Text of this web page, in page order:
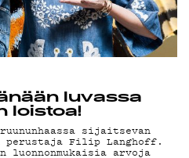
luvassa
loistoa!
sijaitsevan
perustaja Filip Langhoff.
luonnonmukaisia arvoja